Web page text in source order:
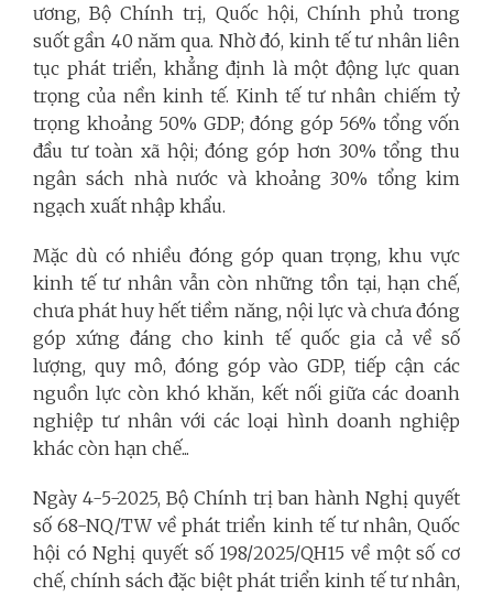
ương, Bộ Chính trị, Quốc hội, Chính phủ trong
suốt gần 40 năm qua. Nhờ đó, kinh tế tư nhân liên
tục phát triển, khẳng định là một động lực quan
trọng của nền kinh tế. Kinh tế tư nhân chiếm tỷ
trọng khoảng 50% GDP; đóng góp 56% tổng vốn
đầu tư toàn xã hội; đóng góp hơn 30% tổng thu
ngân sách nhà nước và khoảng 30% tổng kim
ngạch xuất nhập khẩu.
Mặc dù có nhiều đóng góp quan trọng, khu vực
kinh tế tư nhân vẫn còn những tồn tại, hạn chế,
chưa phát huy hết tiềm năng, nội lực và chưa đóng
góp xứng đáng cho kinh tế quốc gia cả về số
lượng, quy mô, đóng góp vào GDP, tiếp cận các
nguồn lực còn khó khăn, kết nối giữa các doanh
nghiệp tư nhân với các loại hình doanh nghiệp
khác còn hạn chế...
Ngày 4-5-2025, Bộ Chính trị ban hành Nghị quyết
số 68-NQ/TW về phát triển kinh tế tư nhân, Quốc
hội có Nghị quyết số 198/2025/QH15 về một số cơ
chế, chính sách đặc biệt phát triển kinh tế tư nhân,